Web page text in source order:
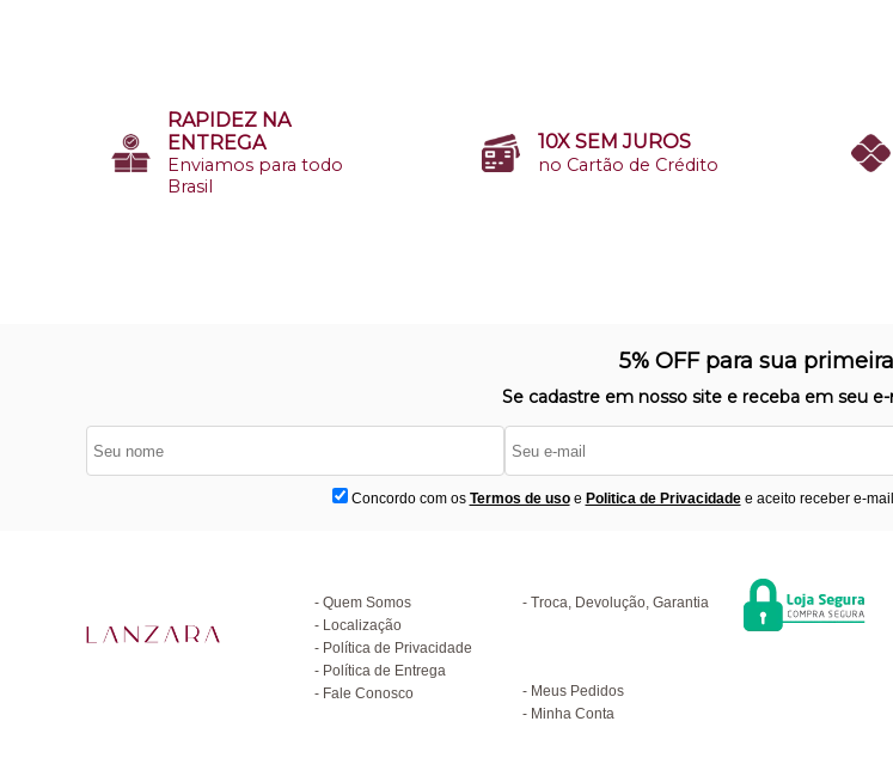
RAPIDEZ NA
ENTREGA
Enviamos para todo
Brasil
10X SEM JUROS
no Cartão de Crédito
5% OFF para sua
Se cadastre em nosso site e receba em seu
Concordo com os Termos de usoe Politica de Privacidadee aceito receber e-
Quem Somos
Localização
Política de Privacidade
Política de Entrega
Fale Conosco
Troca, Devolução, Garantia
Meus Pedidos
Minha Conta